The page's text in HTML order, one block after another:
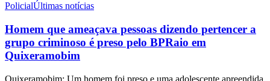
PolicialÚltimas notícias
Homem que ameaçava pessoas dizendo pertencer a
grupo criminoso é preso pelo BPRaio em
Quixeramobim
Quixeramobim: Um homem foi preso e uma adolescente apreendida